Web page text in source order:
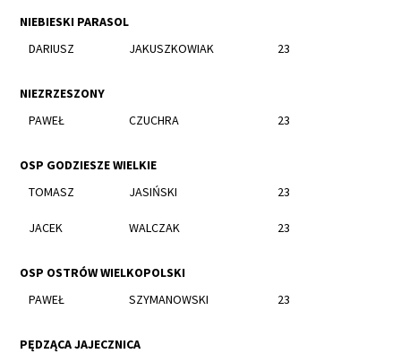
NIEBIESKI PARASOL
DARIUSZ
JAKUSZKOWIAK 23
NIEZRZESZONY
PAWEŁ
CZUCHRA 23
OSP GODZIESZE WIELKIE
TOMASZ
JASIŃSKI 23
JACEK WALCZAK 23
OSP OSTRÓW WIELKOPOLSKI
PAWEŁ
SZYMANOWSKI 23
PĘDZĄCA JAJECZNICA